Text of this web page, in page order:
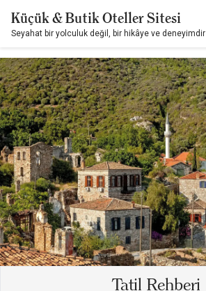
Küçük & Butik Oteller Sitesi
Seyahat bir yolculuk değil, bir hikâye ve deneyimdir
Tatil Rehberi